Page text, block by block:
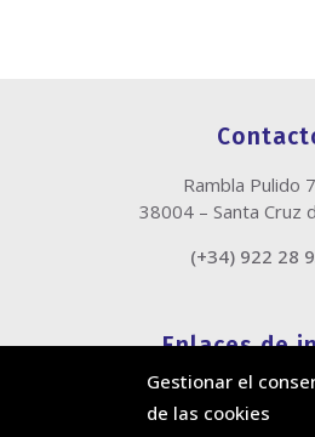
Gestionar el
de las cookies
Rambla Pulido
38004 – Santa Cruz
(+34) 922 28
Enlaces de
Política de
Política de